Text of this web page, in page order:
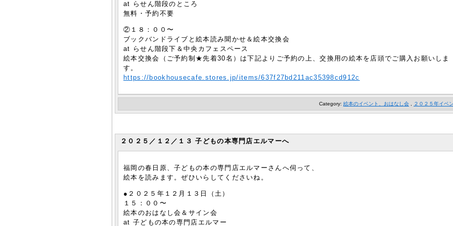
at らせん階段のところ
無料・予約不要
②１８：００〜
ブックバンドライブと絵本読み聞かせ＆絵本交換会
at らせん階段下＆中央カフェスペース
絵本交換会（ご予約制★先着30名）は下記よりご予約の上、交換用の絵本を店頭でご購入お願いしま
す。
https://bookhousecafe.stores.jp/items/637f27bd211ac35398cd912c
Category: 絵本のイベント、おはなし会 , ２０２５年イベ
２０２５／１２／１３ 子どもの本専門店エルマーへ
福岡の春日原、子どもの本の専門店エルマーさんへ伺って、
絵本を読みます。ぜひいらしてくださいね。
●２０２５年１２月１３日（土）
１５：００〜
絵本のおはなし会＆サイン会
at 子どもの本の専門店エルマー